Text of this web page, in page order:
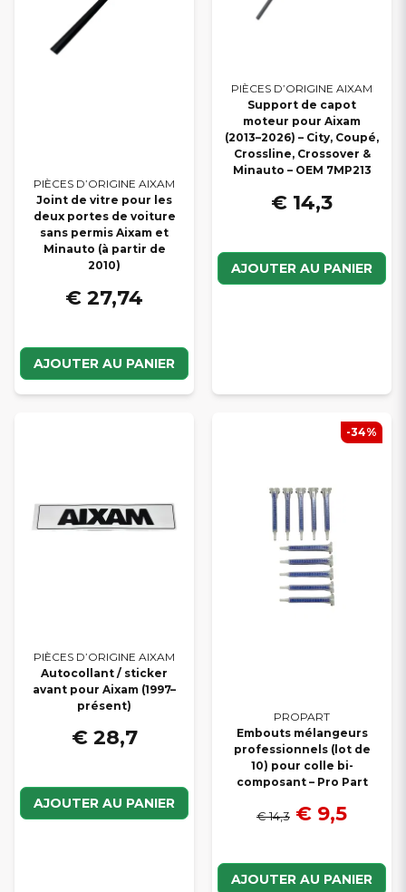
PIÈCES D’ORIGINE AIXAM
Joint de vitre pour les
deux portes de voiture
sans permis Aixam et
Minauto (à partir de
2010)
€ 27,74
AJOUTER AU PANIER
PIÈCES D’ORIGINE AIXAM
Support de capot
moteur pour Aixam
(2013–2026) – City, Coupé,
Crossline, Crossover &
Minauto – OEM 7MP213
€ 14,3
AJOUTER AU PANIER
PIÈCES D’ORIGINE AIXAM
Autocollant / sticker
avant pour Aixam (1997–
présent)
€ 28,7
AJOUTER AU PANIER
PROPART
Embouts mélangeurs
professionnels (lot de
10) pour colle bi-
composant – Pro Part
€ 14,3 € 9,5
AJOUTER AU PANIER
-34%